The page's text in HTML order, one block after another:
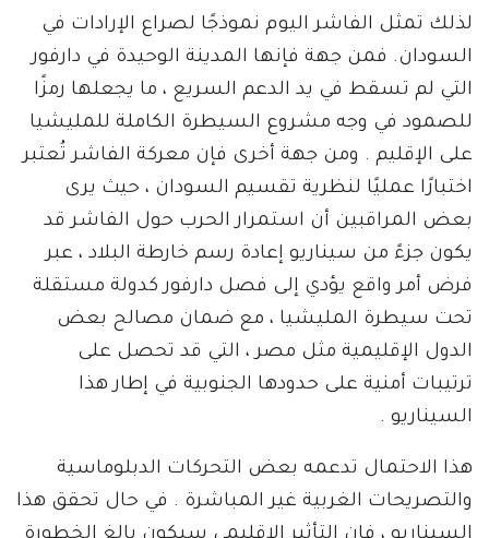
لذلك تمثل الفاشر اليوم نموذجًا لصراع الإرادات في
السودان. فمن جهة فإنها المدينة الوحيدة في دارفور
التي لم تسقط في يد الدعم السريع ، ما يجعلها رمزًا
للصمود في وجه مشروع السيطرة الكاملة للمليشيا
على الإقليم . ومن جهة أخرى فإن معركة الفاشر تُعتبر
اختبارًا عمليًا لنظرية تقسيم السودان ، حيث يرى
بعض المراقبين أن استمرار الحرب حول الفاشر قد
يكون جزءً من سيناريو إعادة رسم خارطة البلاد ، عبر
فرض أمر واقع يؤدي إلى فصل دارفور كدولة مستقلة
تحت سيطرة المليشيا ، مع ضمان مصالح بعض
الدول الإقليمية مثل مصر ، التي قد تحصل على
ترتيبات أمنية على حدودها الجنوبية في إطار هذا
السيناريو .
هذا الاحتمال تدعمه بعض التحركات الدبلوماسية
والتصريحات الغربية غير المباشرة . في حال تحقق هذا